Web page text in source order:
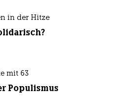
in der Hitze
mit 63
Populismus